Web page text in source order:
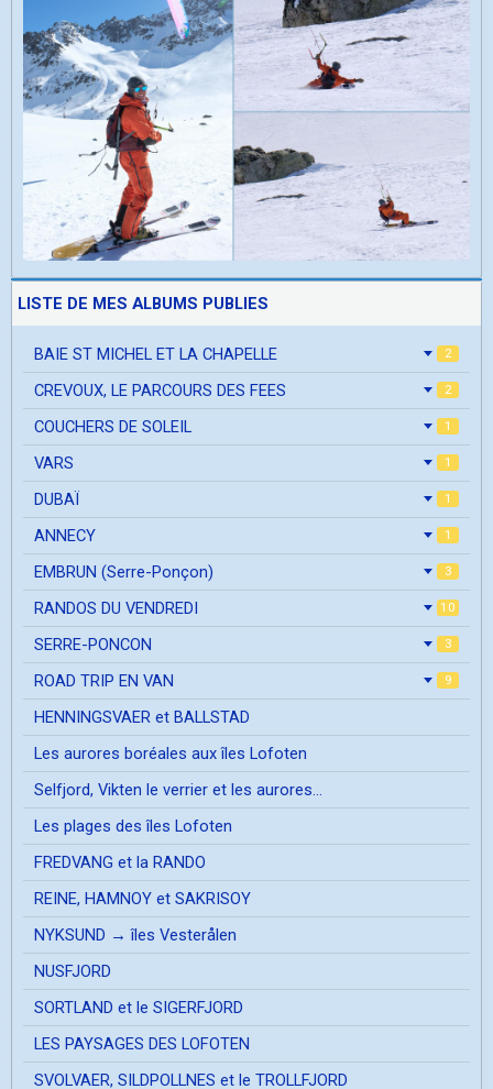
LISTE DE MES ALBUMS PUBLIES
BAIE ST MICHEL ET LA CHAPELLE 2
CREVOUX, LE PARCOURS DES FEES 2
COUCHERS DE SOLEIL 1
VARS 1
DUBAÏ 1
ANNECY 1
EMBRUN (Serre-Ponçon) 3
RANDOS DU VENDREDI 10
SERRE-PONCON 3
ROAD TRIP EN VAN 9
HENNINGSVAER et BALLSTAD
Les aurores boréales aux îles Lofoten
Selfjord, Vikten le verrier et les aurores...
Les plages des îles Lofoten
FREDVANG et la RANDO
REINE, HAMNOY et SAKRISOY
NYKSUND → îles Vesterålen
NUSFJORD
SORTLAND et le SIGERFJORD
LES PAYSAGES DES LOFOTEN
SVOLVAER, SILDPOLLNES et le TROLLFJORD